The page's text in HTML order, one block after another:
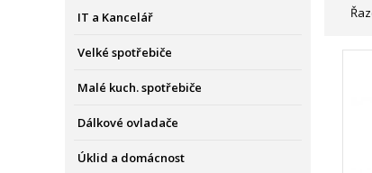
IT a Kancelář
Velké spotřebiče
Malé kuch. spotřebiče
Dálkové ovladače
Úklid a domácnost